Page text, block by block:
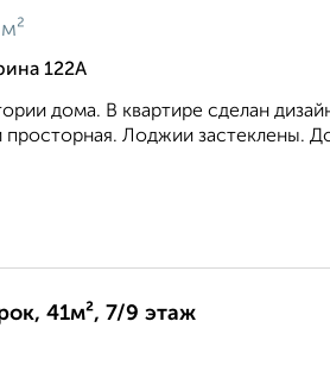
122А
дома. B квapтирe cдeлан
проcторная. Лоджии заcтeклены.
41м², 7/9 этаж